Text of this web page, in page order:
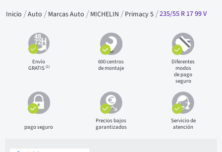
Inicio Auto Marcas Auto MICHELIN Primacy 5 235/55 R 17 99 V
Envío
GRATIS(1)
600 centros
de montaje
Diferentes
modos
de pago
seguro
pago seguro
Precios bajos
garantizados
Servicio de
atención